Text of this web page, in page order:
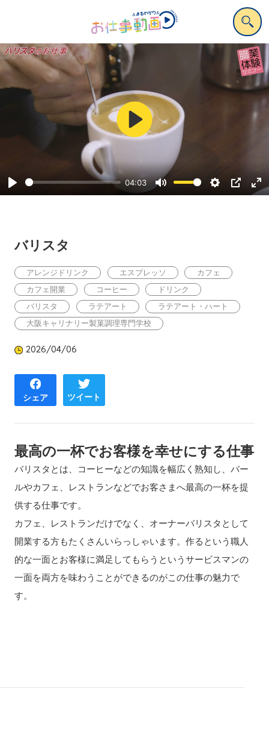
Play
04:03
Mute Settings
PIP
Play
バリスタ
アレンジドリンク エスプレッソ
カフェ
カフェ開業
コーヒー
ドリンク
バリスタ
ラテアート
ラテアート・ハート
大阪キャリナリー製菓調理専門学校
2026/04/06
シェア ツイート
最高の一杯でお客様を幸せにする仕事
バリスタとは、コーヒーなどの知識を幅広く熟知し、バー
ルやカフェ、レストランなどでお客さまへ最高の一杯を提
供する仕事です。
カフェ、レストランだけでなく、オーナーバリスタとして
開業する方もたくさんいらっしゃいます。作るという職人
的な一面とお客様に満足してもらうというサービスマンの
一面を両方を味わうことができるのがこの仕事の魅力で
す。